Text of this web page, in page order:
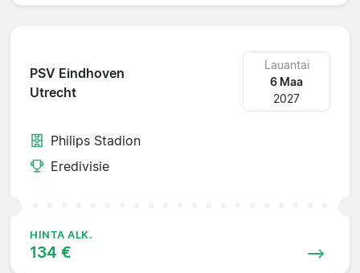
PSV Eindhoven
Utrecht
Lauantai
6 Maa
2027
Philips Stadion
Eredivisie
HINTA ALK.
134 €